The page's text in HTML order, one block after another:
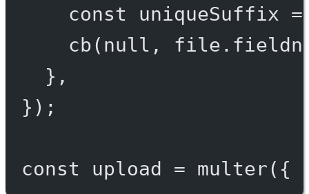
const
uniqueSuffix =
cb( null ,
},
});
const upload = multer({